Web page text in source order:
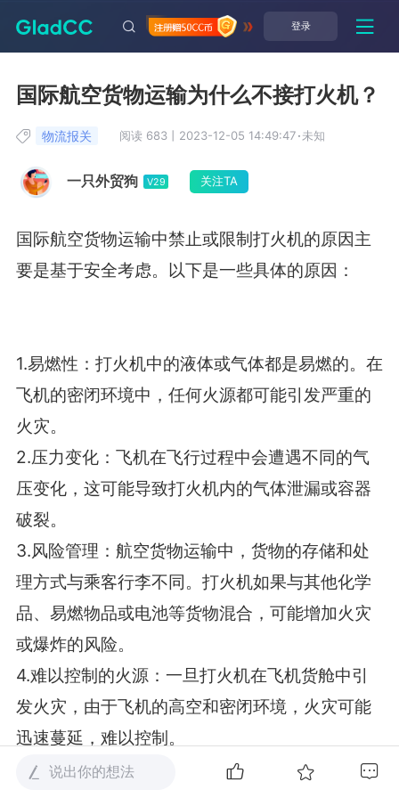
登录
国际航空货物运输为什么不接打火机？
一只外贸狗 V29 关注TA
物流报关 阅读 683 2023-12-05 14:49:47·未知
国际航空货物运输中禁止或限制打火机的原因主
要是基于安全考虑。以下是一些具体的原因：
1.易燃性：打火机中的液体或气体都是易燃的。在
飞机的密闭环境中，任何火源都可能引发严重的
火灾。
2.压力变化：飞机在飞行过程中会遭遇不同的气
压变化，这可能导致打火机内的气体泄漏或容器
破裂。
3.风险管理：航空货物运输中，货物的存储和处
理方式与乘客行李不同。打火机如果与其他化学
品、易燃物品或电池等货物混合，可能增加火灾
或爆炸的风险。
4.难以控制的火源：一旦打火机在飞机货舱中引
发火灾，由于飞机的高空和密闭环境，火灾可能
迅速蔓延，难以控制。
5.国际法规和标准：国际民航组织（ICAO）和国
说出你的想法